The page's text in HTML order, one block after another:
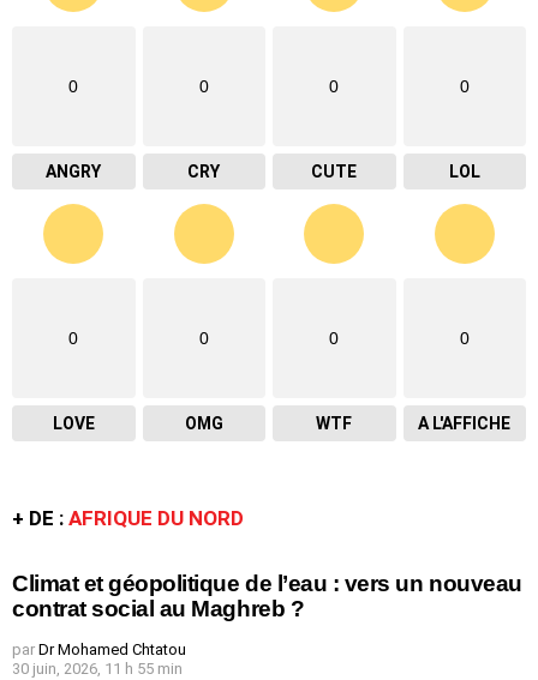
0
ANGRY
0
CRY
0
CUTE
0
LOL
0
LOVE
0
OMG
0
WTF
0
A L'AFFICHE
+ DE : AFRIQUE DU NORD
Climat et géopolitique de l’eau : vers un nouveau
contrat social au Maghreb ?
par Dr Mohamed Chtatou
30 juin, 2026, 11 h 55 min